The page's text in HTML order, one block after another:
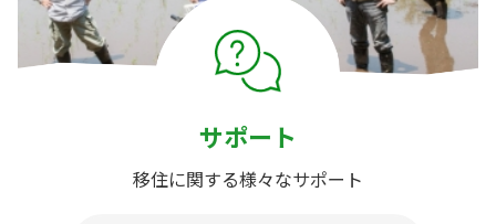
サポート
移住に関する様々なサポート